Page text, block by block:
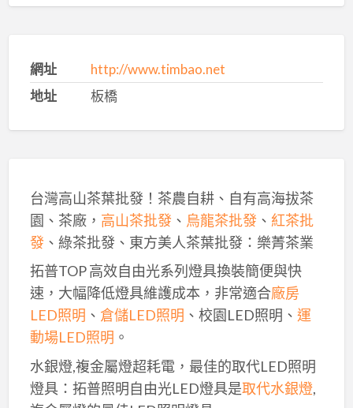
網址
http://www.timbao.net
地址
板橋
台灣高山茶葉批發！茶農自耕、自有高海拔茶
園、茶廠， 高山茶批發、 烏龍茶批發、 紅茶批
發、綠茶批發、東方美人茶葉批發：樂菁茶業
拓普TOP 高效自由光系列燈具換裝簡便與快
速，大幅降低燈具維護成本，非常適合廠房
LED照明 、 倉儲LED照明 、校園LED照明、 運
動場LED照明 。
水銀燈,複金屬燈超耗電，最佳的取代LED照明
燈具：拓普照明自由光LED燈具是取代水銀燈,